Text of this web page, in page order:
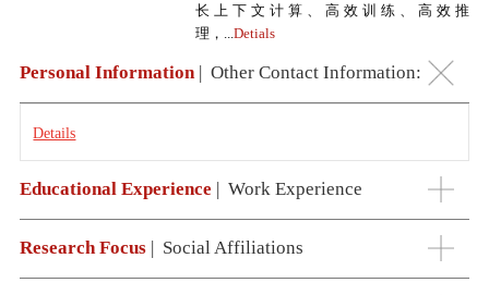
长上下文计算、高效训练、高效推
理，...Detials
Personal Information| Other Contact Information:
Details
Educational Experience | Work Experience
Research Focus| Social Affiliations